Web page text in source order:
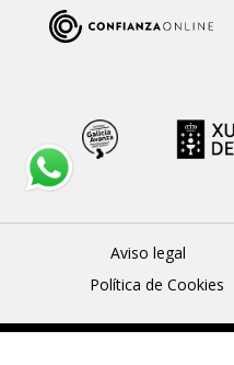
Aviso legal
Política de Cookies